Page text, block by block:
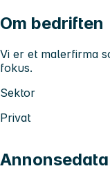
Om bedriften
Vi er et malerfirma
fokus.
Sektor
Privat
Annonsedata